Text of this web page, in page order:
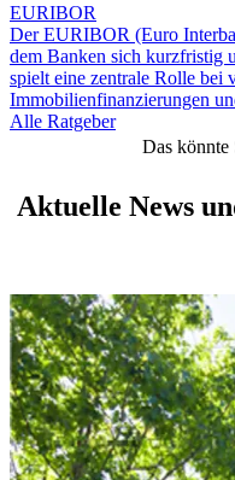
EURIBOR
Der EURIBOR (Euro
dem Banken sich kurzfristig
spielt eine zentrale Rolle bei
Immobilienfinanzierungen
Alle Ratgeber
Das könnte
Aktuelle News